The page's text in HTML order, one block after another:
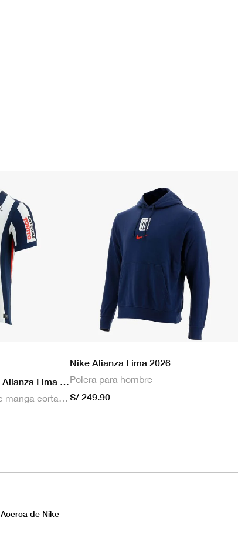
Nike Camiseta Hombre Alianza Lima 2026 Local
Camiseta estampada de manga corta masculina Nike Dri-FIT de Alianza Lima Stadium para hombre
Nike Alianza Lima 2026
Polera para hombre
S/ 249.90
Acerca de Nike